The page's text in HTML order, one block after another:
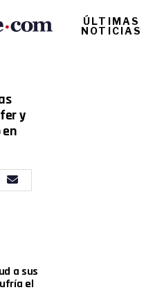
ÚLTIMAS
NOTICIAS
y
a sus
el